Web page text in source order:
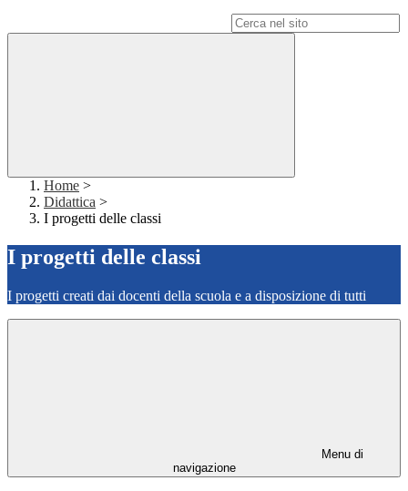
Home >
Didattica >
I progetti delle classi
I progetti delle classi
I progetti creati dai docenti della scuola e a disposizione di tutti
Menu di
navigazione